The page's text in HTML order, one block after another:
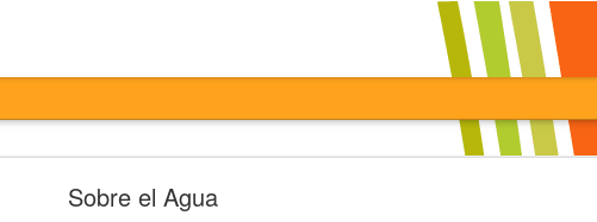
Sobre el Agua